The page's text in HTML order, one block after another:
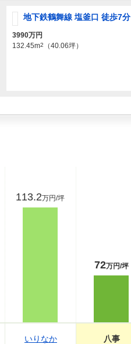
地下鉄鶴舞線 塩釜口 徒歩7分
3990万円
132.45m2 （40.06坪）
113.2万円/坪
いりなか
72万円/坪
八事